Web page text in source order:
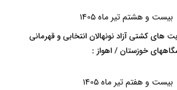
بيست و هشتم تير ماه 1405
های کشتی آزاد نونهالان انتخابی و قهرمانی
خوزستان / اهواز :
بيست و هفتم تير ماه 1405